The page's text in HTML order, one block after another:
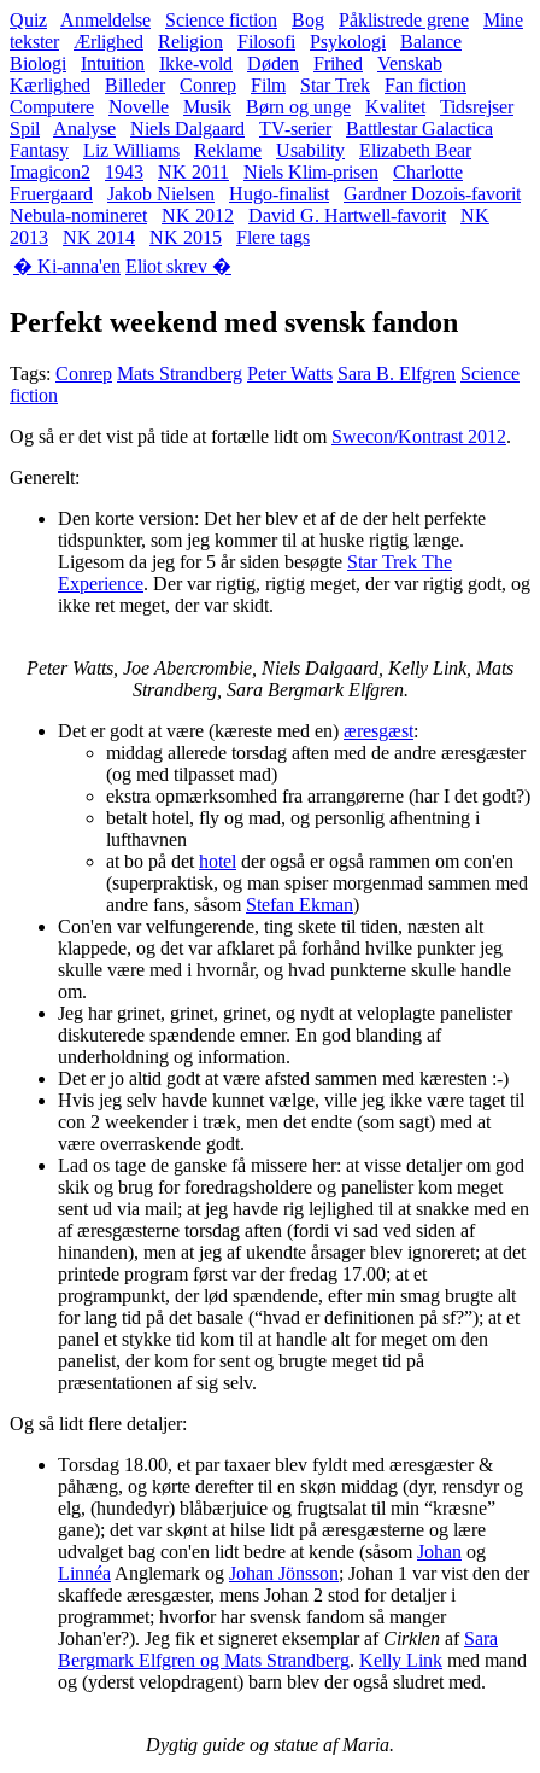
Quiz Anmeldelse Science fiction Bog Påklistrede grene
Mine
tekster
Ærlighed Religion Filosofi Psykologi
Balance
Biologi
Intuition Ikke-vold Døden Frihed
Venskab
Kærlighed
Billeder Conrep Film Star Trek
Fan fiction
Computere
Novelle Musik Børn og unge Kvalitet
Tidsrejser
Spil
Analyse Niels Dalgaard TV-serier
Battlestar Galactica
Fantasy
Liz Williams Reklame Usability
Elizabeth Bear
Imagicon2
1943 NK 2011 Niels Klim-prisen
Charlotte
Fruergaard
Jakob Nielsen Hugo-finalist
Gardner Dozois-favorit
Nebula-nomineret
NK 2012 David G. Hartwell-favorit
NK
2013
NK 2014 NK 2015
Flere tags
� Ki-anna'en Eliot skrev �
Perfekt weekend med svensk fandon
Tags: Conrep Mats Strandberg Peter Watts Sara B. Elfgren Science
fiction
Og så er det vist på tide at fortælle lidt om Swecon/Kontrast 2012.
Generelt:
Den korte version: Det her blev et af de der helt perfekte
tidspunkter, som jeg kommer til at huske rigtig længe.
Ligesom da jeg for 5 år siden besøgte Star Trek The
Experience. Der var rigtig, rigtig meget, der var rigtig godt, og
ikke ret meget, der var skidt.
Peter Watts, Joe Abercrombie, Niels Dalgaard, Kelly Link, Mats
Strandberg, Sara Bergmark Elfgren.
Det er godt at være (kæreste med en) æresgæst:
middag allerede torsdag aften med de andre æresgæster
(og med tilpasset mad)
ekstra opmærksomhed fra arrangørerne (har I det godt?)
betalt hotel, fly og mad, og personlig afhentning i
lufthavnen
at bo på det hotel der også er også rammen om con'en
(superpraktisk, og man spiser morgenmad sammen med
andre fans, såsom Stefan Ekman)
Con'en var velfungerende, ting skete til tiden, næsten alt
klappede, og det var afklaret på forhånd hvilke punkter jeg
skulle være med i hvornår, og hvad punkterne skulle handle
om.
Jeg har grinet, grinet, grinet, og nydt at veloplagte panelister
diskuterede spændende emner. En god blanding af
underholdning og information.
Det er jo altid godt at være afsted sammen med kæresten :-)
Hvis jeg selv havde kunnet vælge, ville jeg ikke være taget til
con 2 weekender i træk, men det endte (som sagt) med at
være overraskende godt.
Lad os tage de ganske få missere her: at visse detaljer om god
skik og brug for foredragsholdere og panelister kom meget
sent ud via mail; at jeg havde rig lejlighed til at snakke med en
af æresgæsterne torsdag aften (fordi vi sad ved siden af
hinanden), men at jeg af ukendte årsager blev ignoreret; at det
printede program først var der fredag 17.00; at et
programpunkt, der lød spændende, efter min smag brugte alt
for lang tid på det basale (“hvad er definitionen på sf?”); at et
panel et stykke tid kom til at handle alt for meget om den
panelist, der kom for sent og brugte meget tid på
præsentationen af sig selv.
Og så lidt flere detaljer:
Torsdag 18.00, et par taxaer blev fyldt med æresgæster &
påhæng, og kørte derefter til en skøn middag (dyr, rensdyr og
elg, (hundedyr) blåbærjuice og frugtsalat til min “kræsne”
gane); det var skønt at hilse lidt på æresgæsterne og lære
udvalget bag con'en lidt bedre at kende (såsom Johan og
Linnéa Anglemark og Johan Jönsson; Johan 1 var vist den der
skaffede æresgæster, mens Johan 2 stod for detaljer i
programmet; hvorfor har svensk fandom så manger
Johan'er?). Jeg fik et signeret eksemplar af Cirklen af Sara
Bergmark Elfgren og Mats Strandberg. Kelly Link med mand
og (yderst velopdragent) barn blev der også sludret med.
Dygtig guide og statue af Maria.